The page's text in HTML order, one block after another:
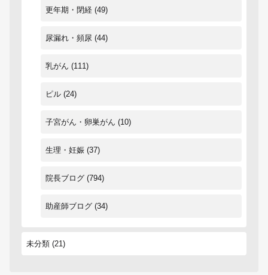
更年期・閉経 (49)
尿漏れ・頻尿 (44)
乳がん (111)
ピル (24)
子宮がん・卵巣がん (10)
生理・妊娠 (37)
院長ブログ (794)
助産師ブログ (34)
未分類 (21)